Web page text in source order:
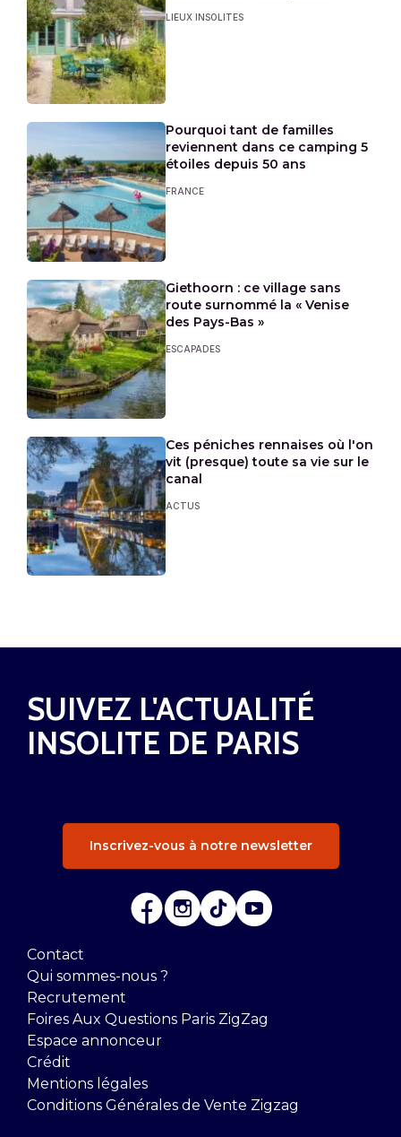
LIEUX INSOLITES
Pourquoi tant de familles
reviennent dans ce camping 5
étoiles depuis 50 ans
FRANCE
Giethoorn : ce village sans
route surnommé la « Venise
des Pays-Bas »
ESCAPADES
Ces péniches rennaises où l'on
vit (presque) toute sa vie sur le
canal
ACTUS
SUIVEZ L'ACTUALITÉ
INSOLITE DE PARIS
Inscrivez-vous à notre newsletter
Contact
Qui sommes-nous ?
Recrutement
Foires Aux Questions Paris ZigZag
Espace annonceur
Crédit
Mentions légales
Conditions Générales de Vente Zigzag